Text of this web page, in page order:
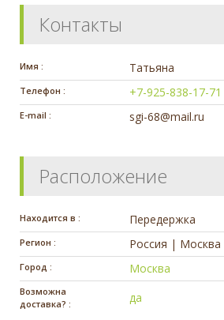
Контакты
Имя : Татьяна
Телефон : +7-925-838-17-71
E-mail : sgi-68@mail.ru
Расположение
Находится в : Передержка
Регион : Россия | Москва
Город : Москва
Возможна
доставка? :
да